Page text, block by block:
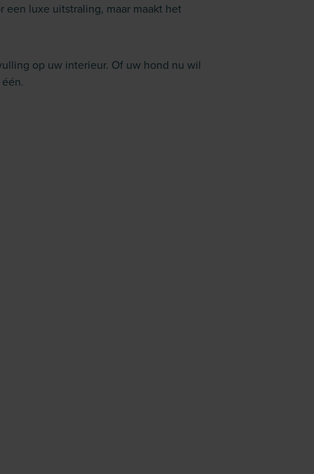
luxe uitstraling, maar maakt het
op uw interieur. Of uw hond nu wil